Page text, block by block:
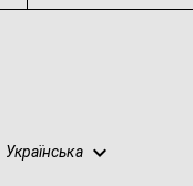
Українська